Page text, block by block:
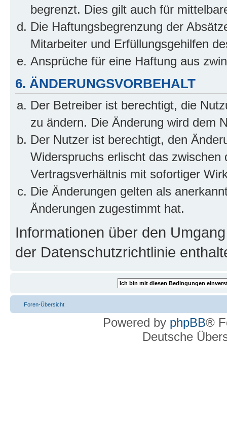
begrenzt. Dies gilt auch für
Die Haftungsbegrenzung der
Mitarbeiter und Erfüllungsgehilfen
Ansprüche für eine Haftung aus
6. ÄNDERUNGSVORBEHALT
Der Betreiber ist berechtigt, die
zu ändern. Die Änderung wird dem
Der Nutzer ist berechtigt, den
Widerspruchs erlischt das
Vertragsverhältnis mit sofortiger
Die Änderungen gelten als
Änderungen zugestimmt hat.
Informationen über den
der Datenschutzrichtlinie
Foren-Übersicht
Powered by phpBB®
Deutsche